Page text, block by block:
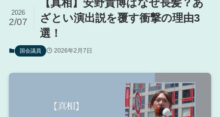
【真相】安野貴博はなぜ長髪？あ
ざとい演出説を覆す衝撃の理由3
選！
2026
2/07
国会議員 2026年2月7日